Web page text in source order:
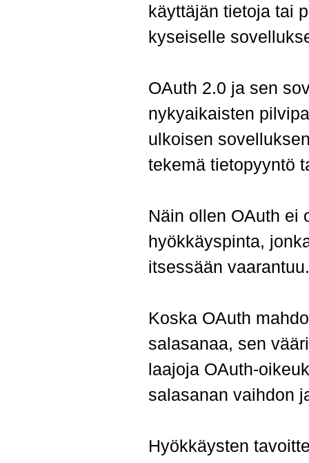
käyttäjän tietoja tai
kyseiselle
OAuth 2.0 ja sen
nykyaikaisten
ulkoisen
tekemä tietopyyntö
Näin ollen OAuth ei
hyökkäyspinta,
itsessään vaarantuu.
Koska OAuth
salasanaa, sen
laajoja OAuth-
salasanan vaihdon
Hyökkäysten